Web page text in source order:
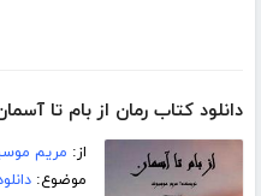
دانلود کتاب رمان از بام تا
از: مریم
موضوع: